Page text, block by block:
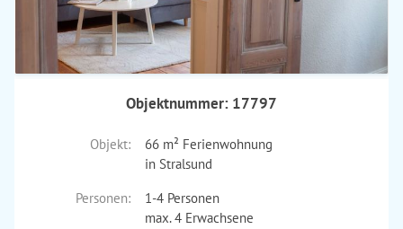
Objektnummer: 17797
Objekt:
66 m² Ferienwohnung
in Stralsund
Personen:
1-4 Personen
max. 4 Erwachsene